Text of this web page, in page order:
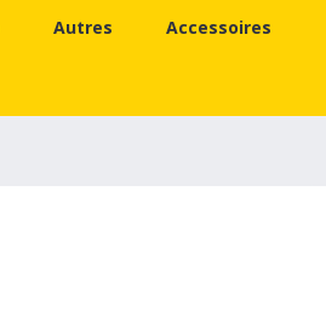
Autres Accessoires